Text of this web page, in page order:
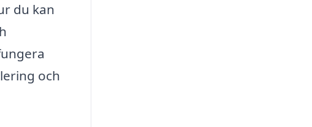
du kan
och